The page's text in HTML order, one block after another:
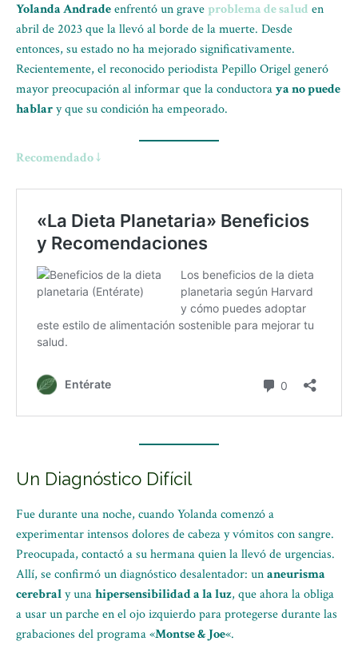
Yolanda Andradeenfrentó un grave problema de salud en
abril de 2023 que la llevó al borde de la muerte. Desde
entonces, su estado no ha mejorado significativamente.
Recientemente, el reconocido periodista Pepillo Origel generó
mayor preocupación al informar que la conductoraya no puede
hablary que su condición ha empeorado.
Recomendado ↓
Un Diagnóstico Difícil
Fue durante una noche, cuando Yolanda comenzó a
experimentar intensos dolores de cabeza y vómitos con sangre.
Preocupada, contactó a su hermana quien la llevó de urgencias.
Allí, se confirmó un diagnóstico desalentador: unaneurisma
cerebraly unahipersensibilidad a la luz, que ahora la obliga
a usar un parche en el ojo izquierdo para protegerse durante las
grabaciones del programa «Montse & Joe«.